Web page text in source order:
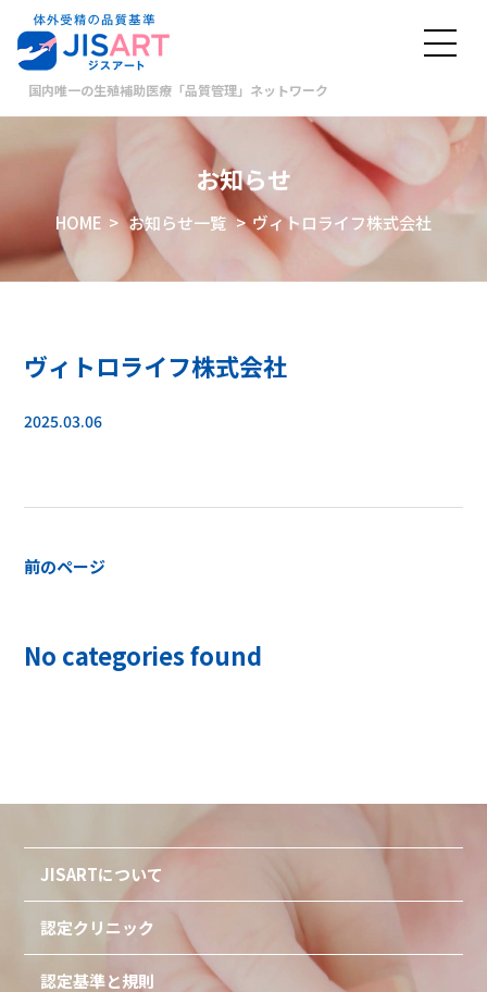
国内唯一の生殖補助医療「品質管理」ネットワーク
お知らせ
HOME >お知らせ一覧> ヴィトロライフ株式会社
ヴィトロライフ株式会社
2025.03.06
前のページ
No categories found
JISARTについて
認定クリニック
認定基準と規則